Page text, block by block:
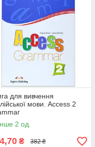
для вивчення
мови. Access 2
2 од.
₴ 382 ₴